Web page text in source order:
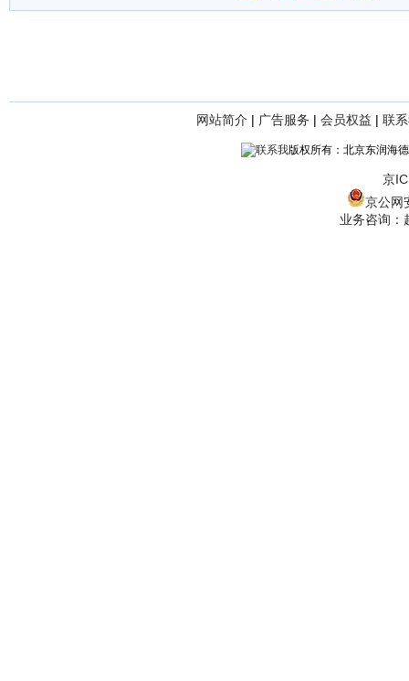
网站简介 | 广告服务 | 会员权益 | 联
版权所有：北京东润海
京
京公网
业务咨询：